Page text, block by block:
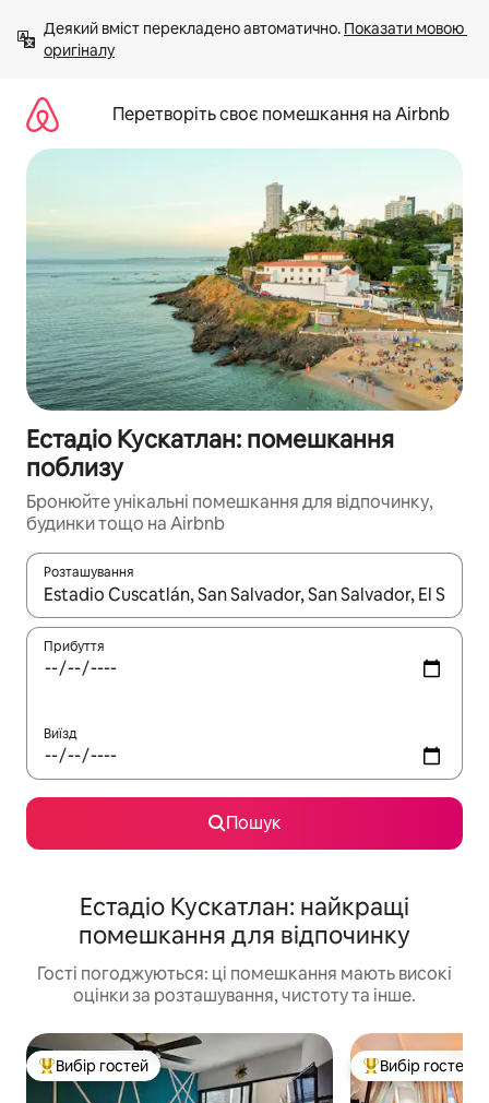
вмісту
Деякий вміст перекладено автоматично. Показати мовою
оригіналу
Перетворіть своє помешкання на Airbnb
Естадіо Кускатлан: помешкання
поблизу
Бронюйте унікальні помешкання для відпочинку,
будинки тощо на Airbnb
Розташування
Отримавши результати пошуку, використовуйте для
Прибуття
Виїзд
Пошук
Естадіо Кускатлан: найкращі
помешкання для відпочинку
Гості погоджуються: ці помешкання мають високі
оцінки за розташування, чистоту та інше.
Топ вибір гостей
Вибір гостей Топ вибір гостей
Вибір гостей